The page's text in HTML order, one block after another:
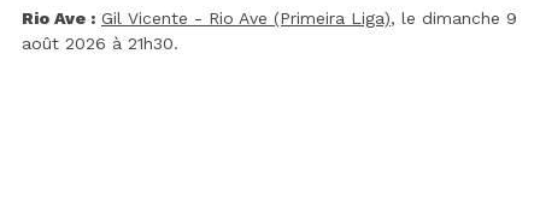
Rio Ave : Gil Vicente - Rio Ave (Primeira Liga), le dimanche 9
août 2026 à 21h30.